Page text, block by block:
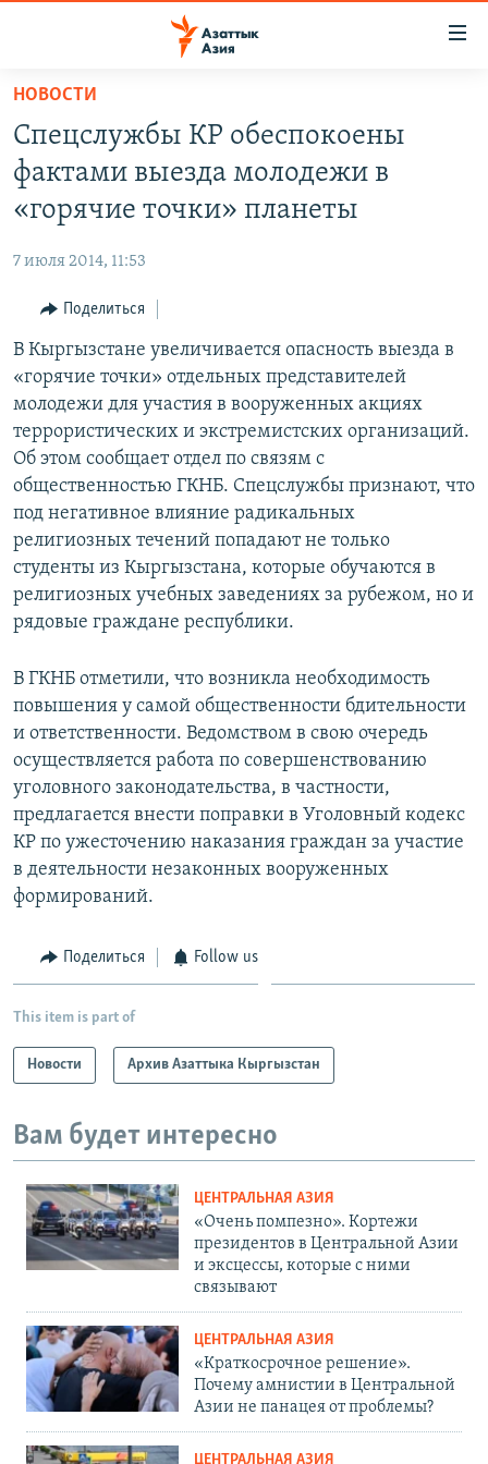
Вернуться
основному
содержанию
Вернутся
главной
Вернутся
поиску
ЦЕНТРАЛЬНАЯ АЗИЯ
КАЗАХСТАН
ТАДЖИКИСТАН
НОВОСТИ
ВОЙНА В УКРАИНЕ
КЫРГЫЗЧА
ЎЗБЕКЧА
ТОҶИКӢ
TÜRKMENÇE
Все сайты РСЕ/РС
НОВОСТИ
Спецслужбы КР обеспокоены
фактами выезда молодежи в
«горячие точки» планеты
7 июля 2014, 11:53
Поделиться
В Кыргызстане увеличивается опасность выезда в
«горячие точки» отдельных представителей
молодежи для участия в вооруженных акциях
террористических и экстремистских организаций.
Об этом сообщает отдел по связям с
общественностью ГКНБ. Спецслужбы признают, что
под негативное влияние радикальных
религиозных течений попадают не только
студенты из Кыргызстана, которые обучаются в
религиозных учебных заведениях за рубежом, но и
рядовые граждане республики.
В ГКНБ отметили, что возникла необходимость
повышения у самой общественности бдительности
и ответственности. Ведомством в свою очередь
осуществляется работа по совершенствованию
уголовного законодательства, в частности,
предлагается внести поправки в Уголовный кодекс
КР по ужесточению наказания граждан за участие
в деятельности незаконных вооруженных
формирований.
Поделиться Follow us
This item is part of
Новости Архив Азаттыка Кыргызстан
Вам будет интересно
ЦЕНТРАЛЬНАЯ АЗИЯ
«Очень помпезно». Кортежи
президентов в Центральной Азии
и эксцессы, которые с ними
связывают
ЦЕНТРАЛЬНАЯ АЗИЯ
«Краткосрочное решение».
Почему амнистии в Центральной
Азии не панацея от проблемы?
ЦЕНТРАЛЬНАЯ АЗИЯ